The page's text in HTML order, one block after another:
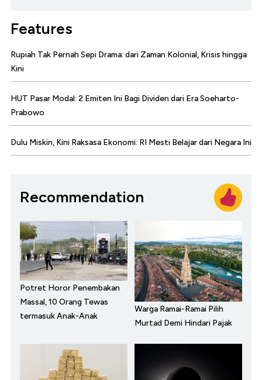
Features
Rupiah Tak Pernah Sepi Drama: dari Zaman Kolonial, Krisis hingga
Kini
HUT Pasar Modal: 2 Emiten Ini Bagi Dividen dari Era Soeharto-
Prabowo
Dulu Miskin, Kini Raksasa Ekonomi: RI Mesti Belajar dari Negara Ini
Recommendation
Potret Horor Penembakan
Massal, 10 Orang Tewas
termasuk Anak-Anak
Warga Ramai-Ramai Pilih
Murtad Demi Hindari Pajak